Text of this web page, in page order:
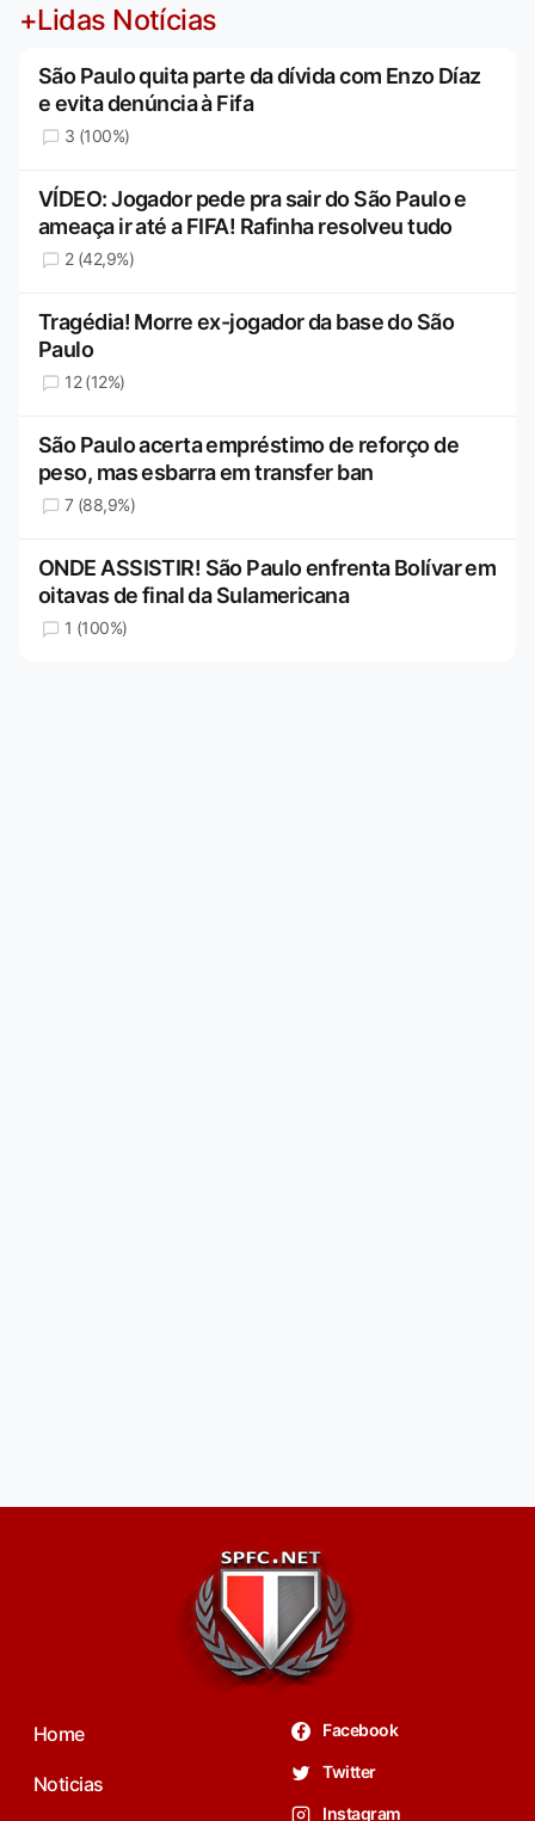
+Lidas Notícias
São Paulo quita parte da dívida com Enzo Díaz
e evita denúncia à Fifa
3 (100%)
VÍDEO: Jogador pede pra sair do São Paulo e
ameaça ir até a FIFA! Rafinha resolveu tudo
2 (42,9%)
Tragédia! Morre ex-jogador da base do São
Paulo
12 (12%)
São Paulo acerta empréstimo de reforço de
peso, mas esbarra em transfer ban
7 (88,9%)
ONDE ASSISTIR! São Paulo enfrenta Bolívar em
oitavas de final da Sulamericana
1 (100%)
Home
Noticias
Facebook
Twitter
Instagram